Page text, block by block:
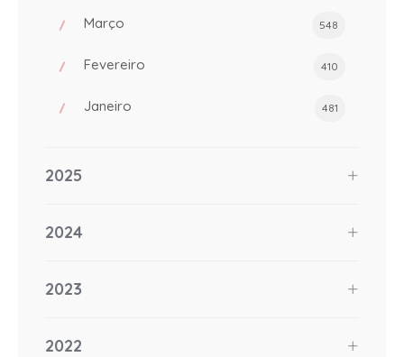
Março 548
Fevereiro 410
Janeiro 481
2025
2024
2023
2022